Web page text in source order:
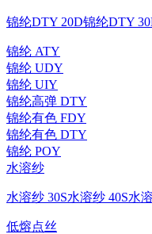
锦纶DTY 20D锦纶DTY
锦纶 ATY
锦纶 UDY
锦纶 UIY
锦纶高弹 DTY
锦纶有色 FDY
锦纶有色 DTY
锦纶 POY
水溶纱
水溶纱 30S水溶纱 40S水
低熔点丝